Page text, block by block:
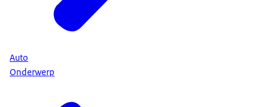
Auto
Onderwerp